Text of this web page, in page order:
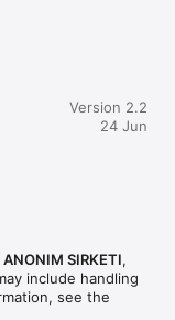
Version 2.2
24 Jun
ANONIM SIRKETI,
include handling
see the